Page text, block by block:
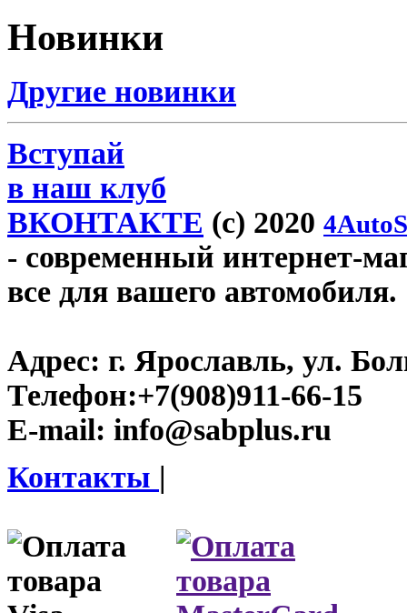
Новинки
Другие новинки
Вступай
в наш клуб
ВКОНТАКТЕ (c) 2020
- современный интернет-
все для вашего автомобиля.
Адрес: г. Ярославль, ул.
Телефон:+7(908)911-66-15
E-mail: info@sabplus.ru
Контакты |